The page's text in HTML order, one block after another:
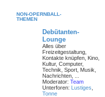
NON-OPERNBALL-
THEMEN
Debütanten-
Lounge
Alles über
Freizeitgestaltung,
Kontakte knüpfen, Kino,
Kultur, Computer,
Technik, Sport, Musik,
Nachrichten, ...
Moderator: Team
Unterforen: Lustiges
Tonne